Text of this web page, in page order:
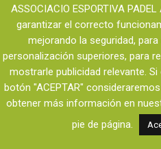
ASSOCIACIO ESPORTIVA
garantizar el correcto
mejorando la seguridad,
personalización superiores, para
mostrarle publicidad relevante.
botón "ACEPTAR"
obtener más información en
pie de página.